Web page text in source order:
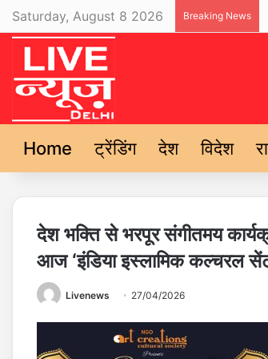
Saturday, August 8 2026 Breaking News
Home ट्रेंडिंग देश विदेश
देश भक्ति से भरपूर संगीतमय
आज ‘इंडिया इस्लामिक कल्चरल
Livenews 27/04/2026